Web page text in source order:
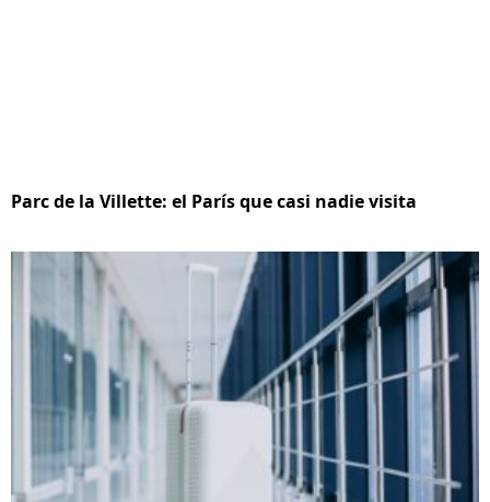
Parc de la Villette: el París que casi nadie visita